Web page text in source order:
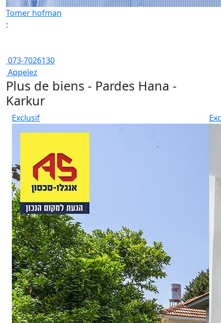
Tomer hofman
:
073-7026130
Appelez
Plus de biens - Pardes Hana -
Karkur
Exclusif